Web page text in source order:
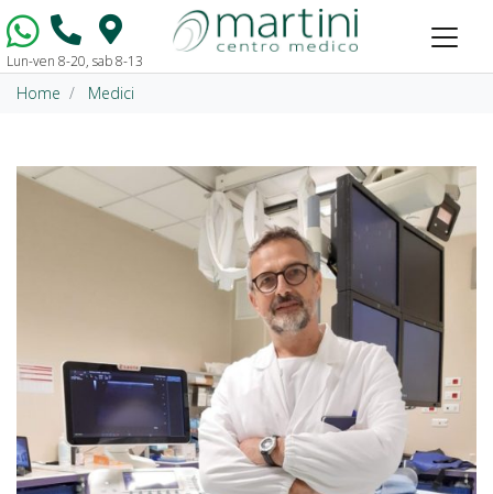
Vai al contenuto
Lun-ven 8-20, sab 8-13
Home Medici